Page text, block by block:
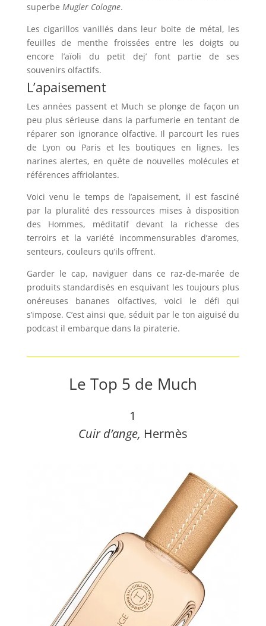
superbe Mugler Cologne.
Les cigarillos vanillés dans leur boite de métal, les
feuilles de menthe froissées entre les doigts ou
encore l’aïoli du petit dej’ font partie de ses
souvenirs olfactifs.
L’apaisement
Les années passent et Much se plonge de façon un
peu plus sérieuse dans la parfumerie en tentant de
réparer son ignorance olfactive. Il parcourt les rues
de Lyon ou Paris et les boutiques en lignes, les
narines alertes, en quête de nouvelles molécules et
références affriolantes.
Voici venu le temps de l’apaisement, il est fasciné
par la pluralité des ressources mises à disposition
des Hommes, méditatif devant la richesse des
terroirs et la variété incommensurables d’aromes,
senteurs, couleurs qu’ils offrent.
Garder le cap, naviguer dans ce raz-de-marée de
produits standardisés en esquivant les toujours plus
onéreuses bananes olfactives, voici le défi qui
s’impose. C’est ainsi que, séduit par le ton aiguisé du
podcast il embarque dans la piraterie.
Le Top 5 de Much
1
Cuir d’ange, Hermès